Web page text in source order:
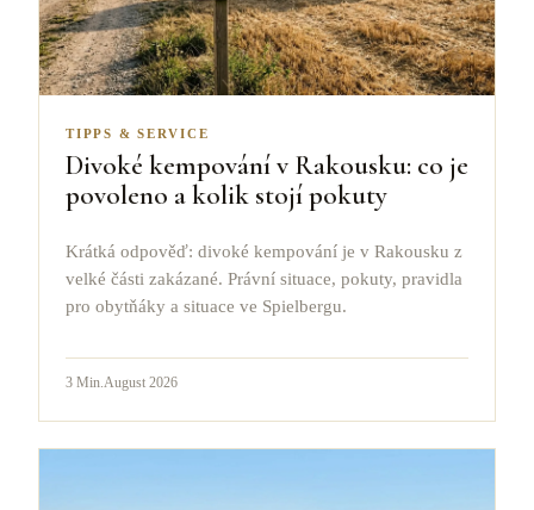
TIPPS & SERVICE
Divoké kempování v Rakousku: co je
povoleno a kolik stojí pokuty
Krátká odpověď: divoké kempování je v Rakousku z
velké části zakázané. Právní situace, pokuty, pravidla
pro obytňáky a situace ve Spielbergu.
3 Min. August 2026